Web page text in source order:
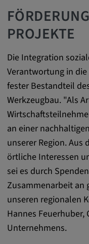
PROJEKTE
Die Integration
Verantwortung in
fester Bestandteil
Werkzeugbau. "Als
an einer
unserer Region.
örtliche Interessen
sei es durch
Zusammenarbeit an
unseren regionalen
Hannes Feuerhuber,
Unternehmens.
Zweck:
Cookie
1 Jahr
Externe
Notwendig,
Plattformen
Google
DV, SOCS,